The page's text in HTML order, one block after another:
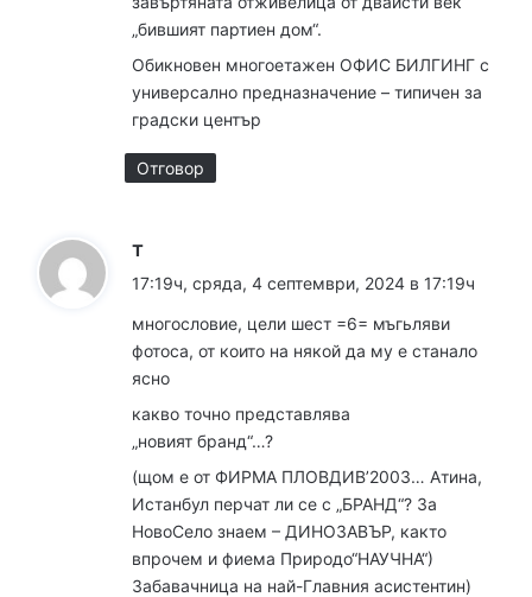
„бившият партиен дом“.
Обикновен многоетажен ОФИС БИЛГИНГ с
универсално предназначение – типичен за
градски център
Отговор
т
а
а
:
17:19ч, сряда, 4 септември, 2024 в 17:19ч
многословие, цели шест =6= мъгьляви
фотоса, от които на някой да му е станало
ясно
какво точно представлява
„новият бранд“…?
(щом е от ФИРМА ПЛОВДИВ’2003… Атина,
Истанбул перчат ли се с „БРАНД“? За
НовоСело знаем – ДИНОЗАВЪР, както
впрочем и фиема Природо“НАУЧНА“)
Забавачница на най-Главния асистентин)